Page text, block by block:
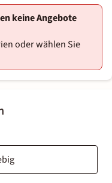
keine Angebote
oder wählen Sie